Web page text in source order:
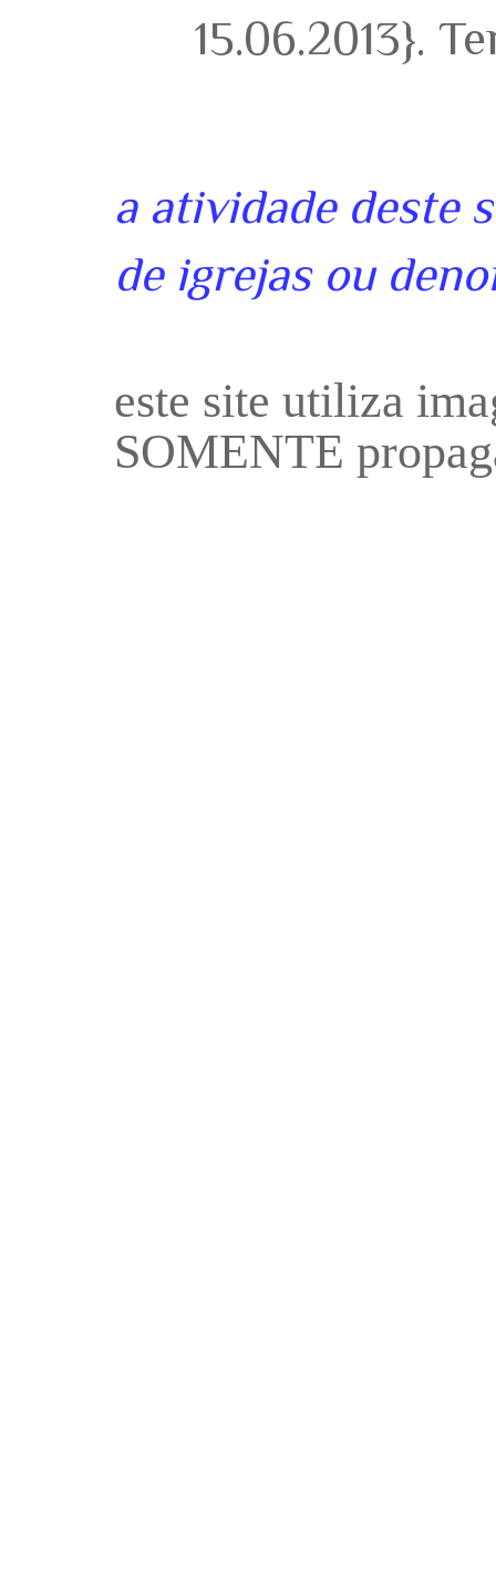
15.06.2013}.
a atividade deste
de igrejas ou
este site utiliza
SOMENTE